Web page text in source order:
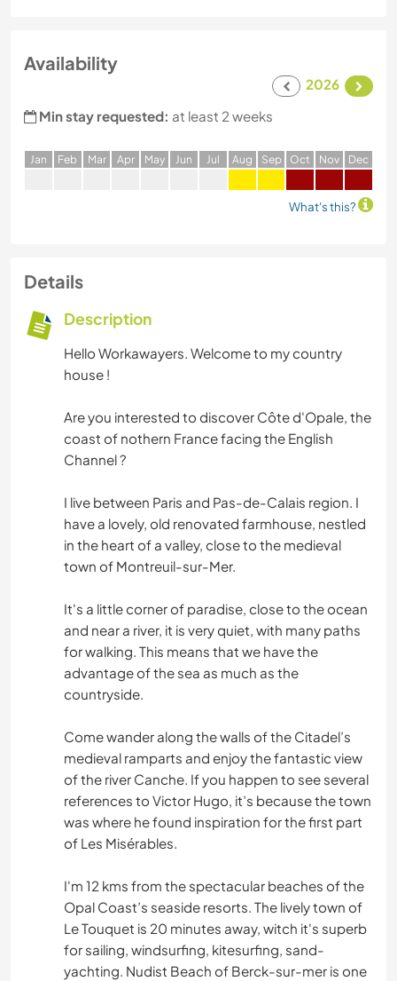
Availability
2026
Min stay requested: at least 2 weeks
Jan Feb Mar Apr May Jun Jul Aug Sep Oct Nov Dec
What's this?
Details
Description
Hello Workawayers. Welcome to my country
house !
Are you interested to discover Côte d'Opale, the
coast of nothern France facing the English
Channel ?
I live between Paris and Pas-de-Calais region. I
have a lovely, old renovated farmhouse, nestled
in the heart of a valley, close to the medieval
town of Montreuil-sur-Mer.
It's a little corner of paradise, close to the ocean
and near a river, it is very quiet, with many paths
for walking. This means that we have the
advantage of the sea as much as the
countryside.
Come wander along the walls of the Citadel’s
medieval ramparts and enjoy the fantastic view
of the river Canche. If you happen to see several
references to Victor Hugo, it’s because the town
was where he found inspiration for the first part
of Les Misérables.
I'm 12 kms from the spectacular beaches of the
Opal Coast’s seaside resorts. The lively town of
Le Touquet is 20 minutes away, witch it's superb
for sailing, windsurfing, kitesurfing, sand-
yachting. Nudist Beach of Berck-sur-mer is one